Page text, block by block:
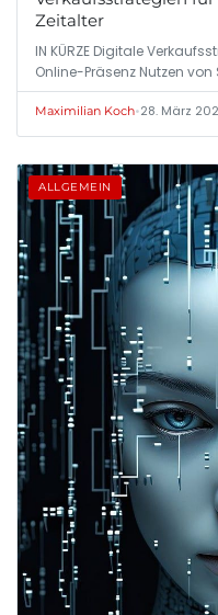
Zeitalter
IN KÜRZE Digitale
Online-Präsenz Nutzen von
Maximilian Koch•28. März
ALLGEMEIN